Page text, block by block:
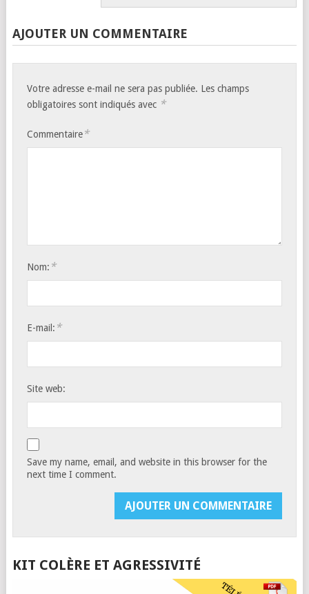
AJOUTER UN COMMENTAIRE
Votre adresse e-mail ne sera pas publiée. Les champs
obligatoires sont indiqués avec *
Commentaire*
Nom: *
E-mail: *
Site web:
Save my name, email, and website in this browser for the
next time I comment.
KIT COLÈRE ET AGRESSIVITÉ